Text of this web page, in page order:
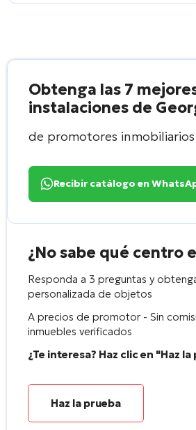
Obtenga las 7
instalaciones de
de promotores inmobiliarios
Recibir catálogo en
¿No sabe qué centro
Responda a 3 preguntas y
personalizada de objetos
A precios de promotor - Sin
inmuebles verificados
¿Te interesa? Haz clic en "Haz la
Haz la prueba